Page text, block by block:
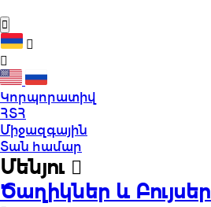
Կորպորատիվ
ՀՏՀ
Միջազգային
Տան համար
Մենյու
Ծաղիկներ և Բույսեր